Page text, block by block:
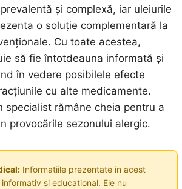
și complexă, iar uleiurile
o soluție complementară la
Cu toate acestea,
să fie întotdeauna informată și
în vedere posibilele efecte
cu alte medicamente.
specialist rămâne cheia pentru a
provocările sezonului alergic.
Informatiile prezentate in acest
si educational. Ele nu